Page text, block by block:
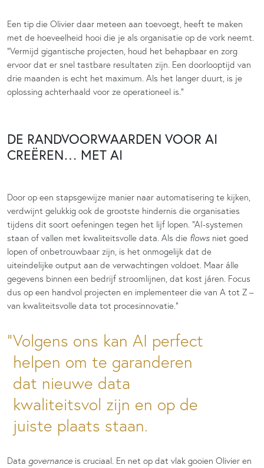
Een tip die Olivier daar meteen aan toevoegt, heeft te maken
met de hoeveelheid hooi die je als organisatie op de vork neemt.
“Vermijd gigantische projecten, houd het behapbaar en zorg
ervoor dat er snel tastbare resultaten zijn. Een doorlooptijd van
drie maanden is echt het maximum. Als het langer duurt, is je
oplossing achterhaald voor ze operationeel is.”
DE RANDVOORWAARDEN VOOR AI
CREËREN… MET AI
Door op een stapsgewijze manier naar automatisering te kijken,
verdwijnt gelukkig ook de grootste hindernis die organisaties
tijdens dit soort oefeningen tegen het lijf lopen. “AI-systemen
staan of vallen met kwaliteitsvolle data. Als die flows niet goed
lopen of onbetrouwbaar zijn, is het onmogelijk dat de
uiteindelijke output aan de verwachtingen voldoet. Maar álle
gegevens binnen een bedrijf stroomlijnen, dat kost járen. Focus
dus op een handvol projecten en implementeer die van A tot Z –
van kwaliteitsvolle data tot procesinnovatie.”
Volgens ons kan AI perfect
helpen om te garanderen
dat nieuwe data
kwaliteitsvol zijn en op de
juiste plaats staan.
Data governance is cruciaal. En net op dat vlak gooien Olivier en